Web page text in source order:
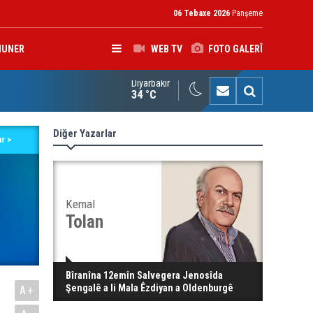
06 Tebaxe 2026 Panşeme
WEB TV FOTO GALERÎ
Kurd Şemsî Xusrevi, bi îdamê re rû bi rû ye
Diyarbakır
34 °C
>
A+
Diğer Yazarlar
Kemal
Tolan
Bîranîna 12emîn Salvegera Jenosîda
Şengalê a li Mala Êzdiyan a Oldenburgê